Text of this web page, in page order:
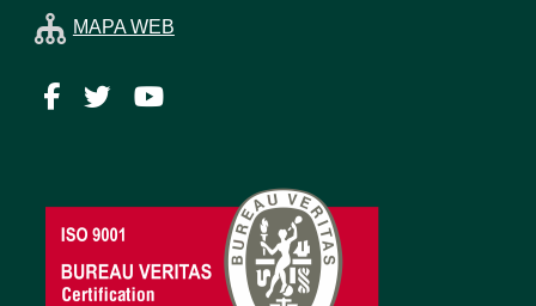
MAPA WEB
Facebook
TwitterYouTube